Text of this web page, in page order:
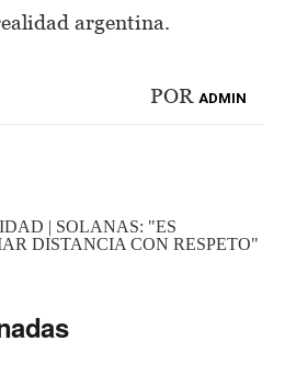
argentina.
POR ADMIN
| SOLANAS: "ES
DISTANCIA CON RESPETO"